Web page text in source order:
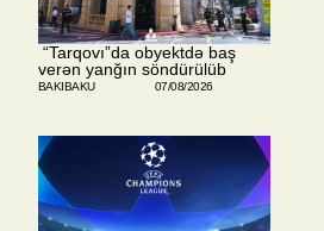
​ “Tarqovı”da obyektdə baş
verən yanğın söndürülüb
BAKIBAKU 07/08/2026